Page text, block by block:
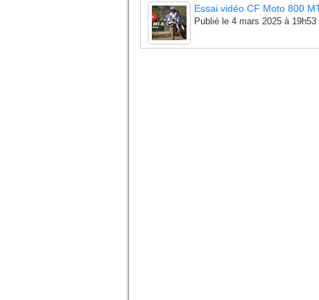
Essai vidéo CF Moto 800
Publié le 4 mars 2025 à 19h53